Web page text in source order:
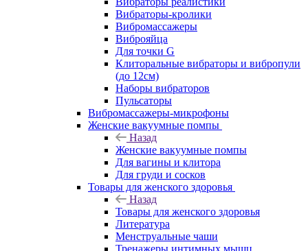
Вибраторы-кролики
Вибромассажеры
Виброяйца
Для точки G
Клиторальные вибраторы и вибропули
(до 12см)
Наборы вибраторов
Пульсаторы
Вибромассажеры-микрофоны
Женские вакуумные помпы
Назад
Женские вакуумные помпы
Для вагины и клитора
Для груди и сосков
Товары для женского здоровья
Назад
Товары для женского здоровья
Литература
Менструальные чаши
Тренажеры интимных мышц